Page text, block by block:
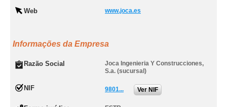
Web www.joca.es
Informações da Empresa
Razão Social
Joca Ingenieria Y Construcciones,
S.a. (sucursal)
NIF 9801... Ver NIF